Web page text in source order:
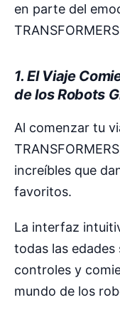
en parte del
1. El Viaje
de los Robots
Al comenzar tu
increíbles que
favoritos.
La interfaz
todas las
controles y
mundo de los